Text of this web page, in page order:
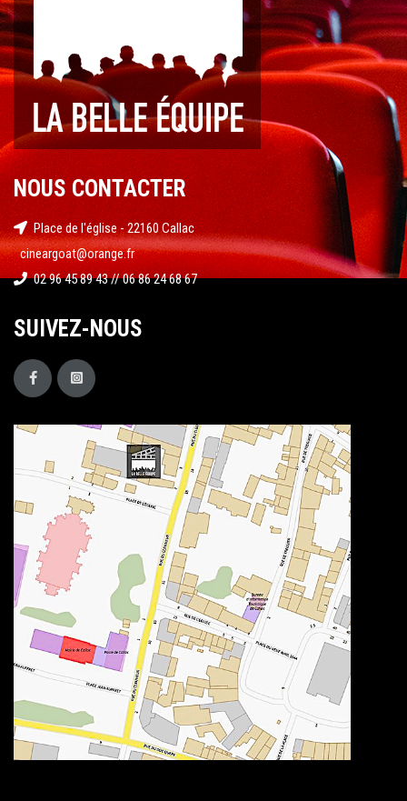
NOUS CONTACTER
Place de l'église - 22160 Callac
cineargoat@orange.fr
02 96 45 89 43 // 06 86 24 68 67
SUIVEZ-NOUS